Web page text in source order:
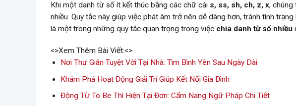
Khi một danh từ số ít kết thúc bằng các chữ cái s, ss, sh, ch, z, x,
nhiều. Quy tắc này giúp việc phát âm trở nên dễ dàng hơn, tránh tình
là một trong những quy tắc quan trọng trong việc chia danh từ số nhiều
<>Xem Thêm Bài Viết:<>
Nơi Thư Giãn Tuyệt Vời Tại Nhà: Tìm Bình Yên Sau Ngày Dài
Khám Phá Hoạt Động Giải Trí Giúp Kết Nối Gia Đình
Động Từ To Be Thì Hiện Tại Đơn: Cẩm Nang Ngữ Pháp Chi Tiết